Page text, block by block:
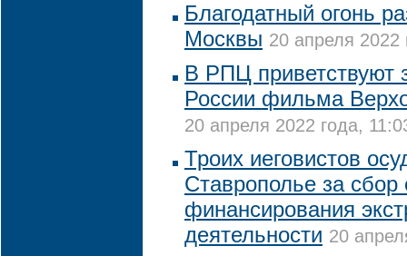
Благодатный огонь
Москвы 20 апреля 2022
В РПЦ приветствуют
России фильма
20 апреля 2022 года,
Троих иеговистов
Ставрополье за сбор
финансирования
деятельности 20